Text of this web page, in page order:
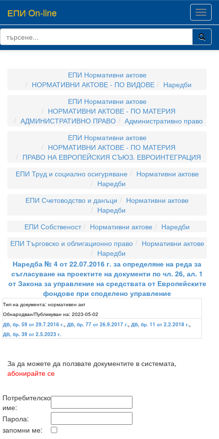
ЕПИ On-line
ЕПИ Нормативни актове
НОРМАТИВНИ АКТОВЕ - ПО ВИДОВЕ
Наредби
ЕПИ Нормативни актове
НОРМАТИВНИ АКТОВЕ - ПО МАТЕРИЯ
АДМИНИСТРАТИВНО ПРАВО
Административно право
ЕПИ Нормативни актове
НОРМАТИВНИ АКТОВЕ - ПО МАТЕРИЯ
ПРАВО НА ЕВРОПЕЙСКИЯ СЪЮЗ. ЕВРОИНТЕГРАЦИЯ
ЕПИ Труд и социално осигуряване
Нормативни актове
Наредби
ЕПИ Счетоводство и данъци
Нормативни актове
Наредби
ЕПИ Собственост
Нормативни актове
Наредби
ЕПИ Търговско и облигационно право
Нормативни актове
Наредби
Наредба № 4 от 22.07.2016 г. за определяне на реда за
съгласуване на проектите на документи по чл. 26, ал. 1
от Закона за управление на средствата от Европейските
фондове при споделено управление
Тип на документа: нормативен акт
Обнародван/Публикуван на: 2023-05-02
ДВ, бр. 59 от 29.7.2016 г., ДВ, бр. 77 от 26.9.2017 г., ДВ, бр. 11 от 2.2.2018 г.,
ДВ, бр. 39 от 2.5.2023 г.
За да можете да ползвате документите в системата,
абонирайте се
Потребителско
име:
Парола:
запомни ме: